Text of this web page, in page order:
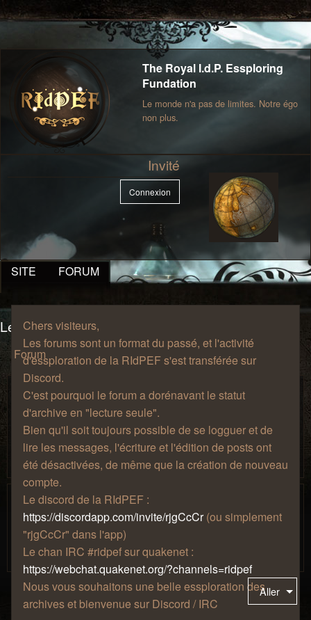
The Royal I.d.P. Essploring
Fundation
Le monde n'a pas de limites. Notre égo
non plus.
Invité
Connexion
SITE FORUM
Chers visiteurs,
Les forums sont un format du passé, et l'activité
d'essploration de la RIdPEF s'est transférée sur
Discord.
C'est pourquoi le forum a dorénavant le statut
d'archive en "lecture seule".
Bien qu'il soit toujours possible de se logguer et de
lire les messages, l'écriture et l'édition de posts ont
été désactivées, de même que la création de nouveau
compte.
Le discord de la RIdPEF :
https://discordapp.com/invite/rjgCcCr(ou simplement
"rjgCcCr" dans l'app)
Le chan IRC #ridpef sur quakenet :
https://webchat.quakenet.org/?channels=ridpef
Nous vous souhaitons une belle essploration des
archives et bienvenue sur Discord / IRC
Les salons du manoir Von Mortekai
Forum
Discussions au coin du feu
Prenez une chopine, installez-vous confortablement sur un
fauteuil à côté de la cheminée, puis discutez de tout, de
rien, et de n'importe quoi ! Votre musique préférée, vos
passions les plus étranges, votre amour pour le café, tout
ceci a sa place ici.
Jeux-vidéo
Parce que les jeux-vidéo c'est sympa. Si vous vouler jouer
ensemble, participer à la vie de notre serveur minecraft,
présenter votre collection ou parler de votre jeu du
moment, c'est l'endroit !
Aller